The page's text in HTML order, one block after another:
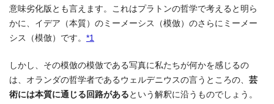
意味劣化版とも言えます。これはプラトンの哲学で考えると明ら
かに、イデア（本質）のミーメーシス（模倣）のさらにミーメー
シス（模倣）です。 *1
しかし、その模倣の模倣である写真に私たちが何かを感じるの
は、オランダの哲学者であるウェルデニウスの言うところの、 芸
術には本質に通じる回路がある という解釈に沿うものでしょう。